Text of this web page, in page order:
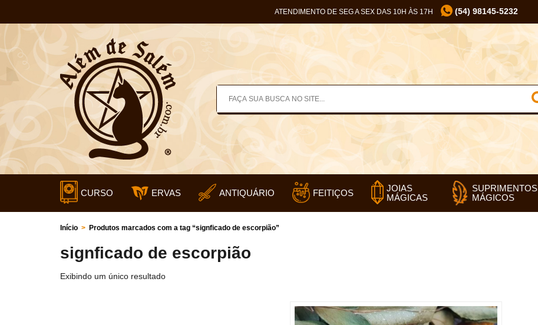
ATENDIMENTO DE SEG A SEX DAS 10H ÀS 17H (54) 98145-5232
CURSO ERVAS ANTIQUÁRIO FEITIÇOS
JOIAS
MÁGICAS
SUPRIMENTOS
MÁGICOS
Início > Produtos marcados com a tag “signficado de escorpião”
signficado de escorpião
Exibindo um único resultado